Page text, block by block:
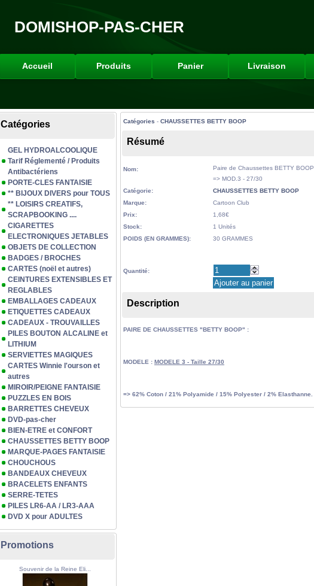
DOMISHOP-PAS-CHER
Accueil Produits Panier Livraison
Catégories
GEL HYDROALCOOLIQUE
Tarif Réglementé / Produits
Antibactériens
PORTE-CLES FANTAISIE
** BIJOUX DIVERS pour TOUS
** LOISIRS CREATIFS,
SCRAPBOOKING ....
CIGARETTES
ELECTRONIQUES JETABLES
OBJETS DE COLLECTION
BADGES / BROCHES
CARTES (noël et autres)
CEINTURES EXTENSIBLES ET
REGLABLES
EMBALLAGES CADEAUX
ETIQUETTES CADEAUX
CADEAUX - TROUVAILLES
PILES BOUTON ALCALINE et
LITHIUM
SERVIETTES MAGIQUES
CARTES Winnie l'ourson et
autres
MIROIR/PEIGNE FANTAISIE
PUZZLES EN BOIS
BARRETTES CHEVEUX
DVD-pas-cher
BIEN-ETRE et CONFORT
CHAUSSETTES BETTY BOOP
MARQUE-PAGES FANTAISIE
CHOUCHOUS
BANDEAUX CHEVEUX
BRACELETS ENFANTS
SERRE-TETES
PILES LR6-AA / LR3-AAA
DVD X pour ADULTES
Promotions
Souvenir de la Reine Eli...
Catégories - CHAUSSETTES BETTY BOOP
Résumé
Nom:
Paire de Chaussettes BETTY BOOP
=> MOD.3 - 27/30
Catégorie:
CHAUSSETTES BETTY BOOP
Marque:
Cartoon Club
Prix:
1,68€
Stock:
1 Unités
POIDS (EN GRAMMES):
30 GRAMMES
Quantité:
Description
PAIRE DE CHAUSSETTES "BETTY BOOP" :
MODELE : MODELE 3 - Taille 27/30
=> 62% Coton / 21% Polyamide / 15% Polyester / 2% Elasthanne.